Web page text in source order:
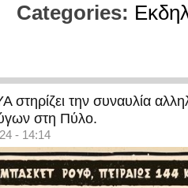
Categories:
την συναυλία
στη Πύλο.
- 14:14